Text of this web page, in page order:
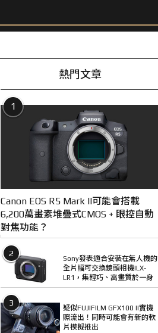
熱門文章
1
Canon EOS R5 Mark II可能會搭載
6,200萬畫素堆疊式CMOS + 眼控自動
對焦功能？
2
Sony發表適合安裝在無人機的
全片幅可交換鏡頭相機ILX-
LR1，集輕巧、高畫質於一身
3
疑似FUJIFILM GFX100 II實機
照流出！同時可能會有新的軟
片模擬推出